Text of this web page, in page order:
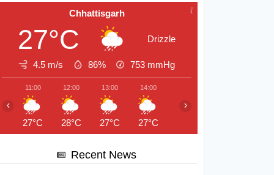
Chhattisgarh
27°C Drizzle
4.5 m/s 86% 753 mmHg
11:00
27°C
12:00
28°C
13:00
27°C
14:00
27°C
‹ ›
Recent News